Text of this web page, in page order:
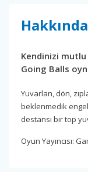
Kendinizi
Going Balls
Yuvarlan, dön,
beklenmedik
destansı bir top
Oyun Yayıncısı: